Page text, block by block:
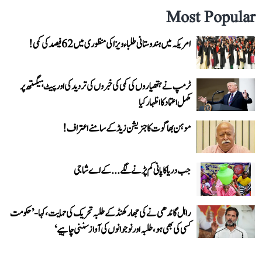
Most Popular
امریکہ میں ہندوستانی طلباء ویزا کی منظوری میں 62 فیصد کی کمی!
ٹرمپ نے ہتھیاروں کی کمی کی خبروں کی تردید کی اور پیٹ ہیگستھ پر
مکمل اعتماد کا اظہار کیا
موہن بھاگوت کا جنریشن زیڈ کے سامنے اعتراف!
جب دریا کا پانی کم پڑنے لگے...کے اے شاجی
راہل گاندھی نے کی جھارکھنڈ کے طلبہ تحریک کی حمایت، کہا- ’حکومت
کسی کی بھی ہو، طلبہ اور نوجوانوں کی آواز سننی چاہیے‘